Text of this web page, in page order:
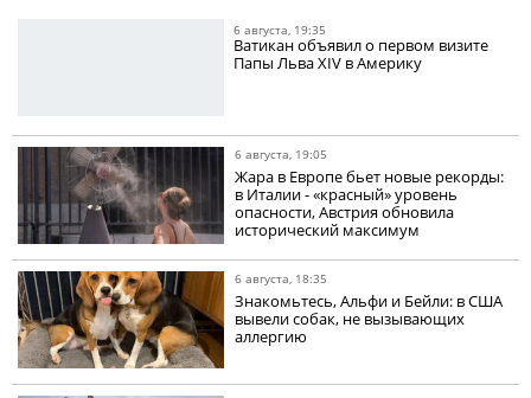
6 августа, 19:35
Ватикан объявил о первом визите
Папы Льва XIV в Америку
6 августа, 19:05
Жара в Европе бьет новые рекорды:
в Италии - «красный» уровень
опасности, Австрия обновила
исторический максимум
6 августа, 18:35
Знакомьтесь, Альфи и Бейли: в США
вывели собак, не вызывающих
аллергию